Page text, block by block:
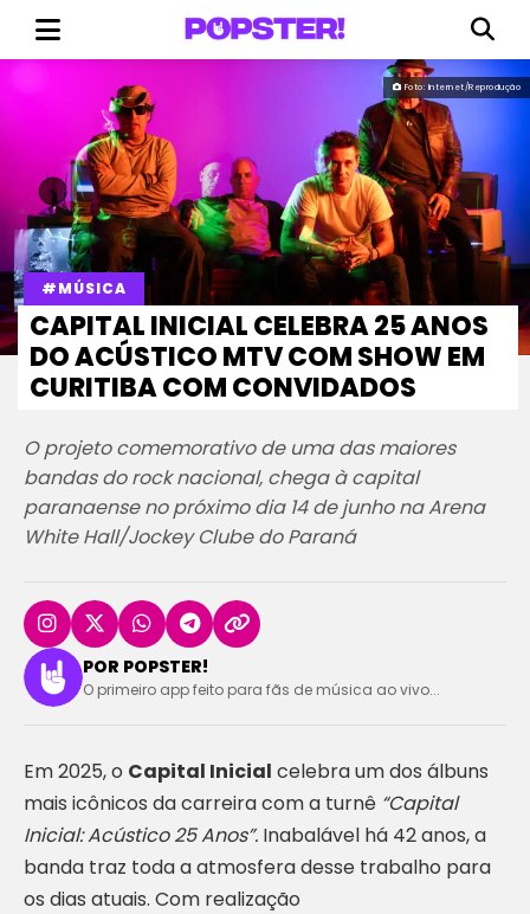
Foto: Internet/Reprodução
#MÚSICA
CAPITAL INICIAL CELEBRA 25 ANOS
DO ACÚSTICO MTV COM SHOW EM
CURITIBA COM CONVIDADOS
O projeto comemorativo de uma das maiores
bandas do rock nacional, chega à capital
paranaense no próximo dia 14 de junho na Arena
White Hall/Jockey Clube do Paraná
POR POPSTER!
O primeiro app feito para fãs de música ao vivo...
Em 2025, o Capital Inicial celebra um dos álbuns
mais icônicos da carreira com a turnê “Capital
Inicial: Acústico 25 Anos”. Inabalável há 42 anos, a
banda traz toda a atmosfera desse trabalho para
os dias atuais. Com realização